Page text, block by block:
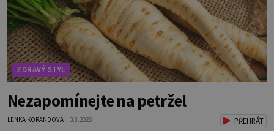
ZDRAVÝ STYL
Nezapomínejte na petržel
LENKA KORANDOVÁ 3.8.2026 PŘEHRÁT